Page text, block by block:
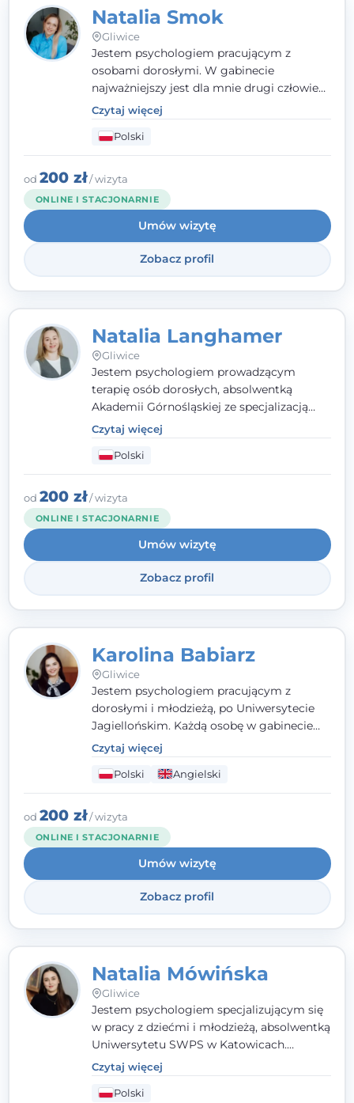
Natalia Smok
Gliwice
Jestem psychologiem pracującym z
osobami dorosłymi. W gabinecie
najważniejszy jest dla mnie drugi człowiek
- wierzę, że empatia, autentyczność i pełne
zaangażowanie tworzą bezpieczną
przestrzeń, będącą podstawą pracy nad
zmianą. W praktyce korzystam m.in. z
narzędzi Racjonalnej Terapii Zachowania.
Czytaj więcej
Polski
od 200 zł/ wizyta
ONLINE I STACJONARNIE
Umów wizytę
Zobacz profil
Natalia Langhamer
Gliwice
Jestem psychologiem prowadzącym
terapię osób dorosłych, absolwentką
Akademii Górnośląskiej ze specjalizacją
kliniczną. Oferuję konsultacje
psychologiczne i pierwszą pomoc
psychologiczną w kryzysie, przewlekłym
stresie czy obniżonym nastroju. Każde
spotkanie traktuję z szacunkiem,
uważnością i w atmosferze zaufania.
Czytaj więcej
Polski
od 200 zł/ wizyta
ONLINE I STACJONARNIE
Umów wizytę
Zobacz profil
Karolina Babiarz
Gliwice
Jestem psychologiem pracującym z
dorosłymi i młodzieżą, po Uniwersytecie
Jagiellońskim. Każdą osobę w gabinecie
traktuję jak osobną historię, którą poznaję,
budując relację opartą na zaufaniu i
empatii. Przyjmuję w Poradni Teraply.pl w
Gliwicach oraz online, po polsku i po
angielsku.
Czytaj więcej
Polski Angielski
od 200 zł/ wizyta
ONLINE I STACJONARNIE
Umów wizytę
Zobacz profil
Natalia Mówińska
Gliwice
Jestem psychologiem specjalizującym się
w pracy z dziećmi i młodzieżą, absolwentką
Uniwersytetu SWPS w Katowicach.
Prowadzę konsultacje oraz terapię
nastawioną na potrzeby dziecka i jego
rodziny. Najważniejsze jest dla mnie
Czytaj więcej
Polski